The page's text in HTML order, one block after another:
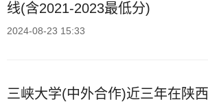
线(含2021-2023最低分)
2024-08-23 15:33
三峡大学(中外合作)近三年在陕西